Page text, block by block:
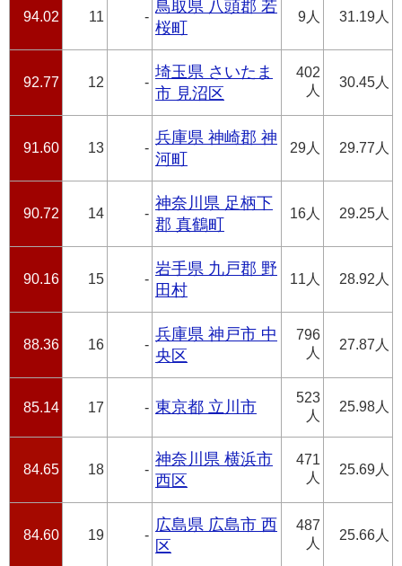
94.02 11 -
鳥取県 八頭郡 若
桜町
9人 31.19人
92.77 12 -
埼玉県 さいたま
市 見沼区
402
人
30.45人
91.60 13 -
兵庫県 神崎郡 神
河町
29人 29.77人
90.72 14 -
神奈川県 足柄下
郡 真鶴町
16人 29.25人
90.16 15 -
岩手県 九戸郡 野
田村
11人 28.92人
88.36 16 -
兵庫県 神戸市 中
央区
796
人
27.87人
85.14 17 - 東京都 立川市
523
人
25.98人
84.65 18 -
神奈川県 横浜市
西区
471
人
25.69人
84.60 19 -
広島県 広島市 西
区
487
人
25.66人